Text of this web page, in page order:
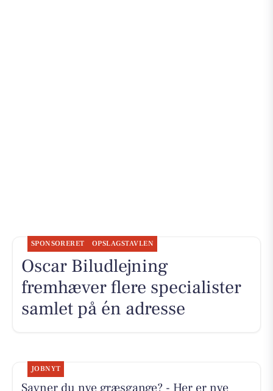
SPONSORERET OPSLAGSTAVLEN
Oscar Biludlejning
fremhæver flere specialister
samlet på én adresse
JOBNYT